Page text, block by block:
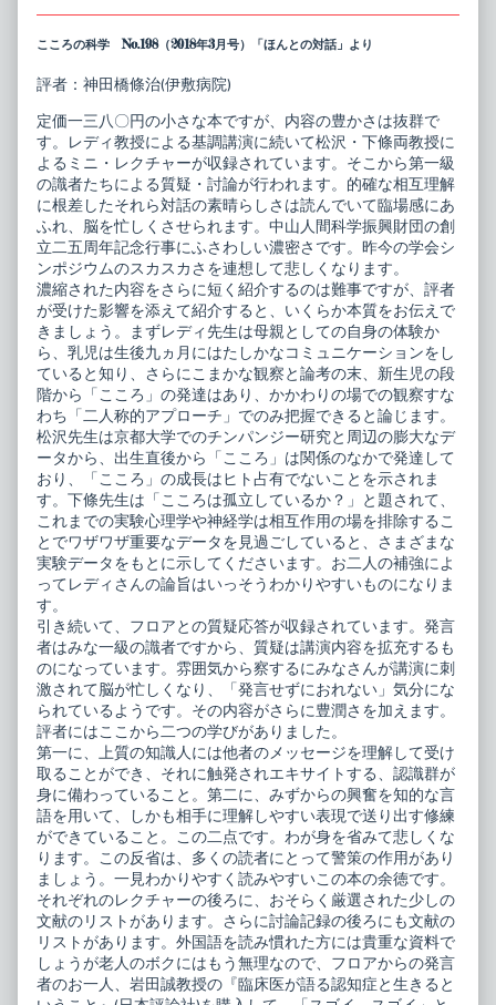
こころの科学 No.198（2018年3月号）「ほんとの対話」より
評者：神田橋條治(伊敷病院)
定価一三八〇円の小さな本ですが、内容の豊かさは抜群で
す。レディ教授による基調講演に続いて松沢・下條両教授に
よるミニ・レクチャーが収録されています。そこから第一級
の識者たちによる質疑・討論が行われます。的確な相互理解
に根差したそれら対話の素晴らしさは読んでいて臨場感にあ
ふれ、脳を忙しくさせられます。中山人間科学振興財団の創
立二五周年記念行事にふさわしい濃密さです。昨今の学会シ
ンポジウムのスカスカさを連想して悲しくなります。
濃縮された内容をさらに短く紹介するのは難事ですが、評者
が受けた影響を添えて紹介すると、いくらか本質をお伝えで
きましょう。まずレディ先生は母親としての自身の体験か
ら、乳児は生後九ヵ月にはたしかなコミュニケーションをし
ていると知り、さらにこまかな観察と論考の末、新生児の段
階から「こころ」の発達はあり、かかわりの場での観察すな
わち「二人称的アプローチ」でのみ把握できると論じます。
松沢先生は京都大学でのチンパンジー研究と周辺の膨大なデ
ータから、出生直後から「こころ」は関係のなかで発達して
おり、「こころ」の成長はヒト占有でないことを示されま
す。下條先生は「こころは孤立しているか？」と題されて、
これまでの実験心理学や神経学は相互作用の場を排除するこ
とでワザワザ重要なデータを見過ごしていると、さまざまな
実験データをもとに示してくださいます。お二人の補強によ
ってレディさんの論旨はいっそうわかりやすいものになりま
す。
引き続いて、フロアとの質疑応答が収録されています。発言
者はみな一級の識者ですから、質疑は講演内容を拡充するも
のになっています。雰囲気から察するにみなさんが講演に刺
激されて脳が忙しくなり、「発言せずにおれない」気分にな
られているようです。その内容がさらに豊潤さを加えます。
評者にはここから二つの学びがありました。
第一に、上質の知識人には他者のメッセージを理解して受け
取ることができ、それに触発されエキサイトする、認識群が
身に備わっていること。第二に、みずからの興奮を知的な言
語を用いて、しかも相手に理解しやすい表現で送り出す修練
ができていること。この二点です。わが身を省みて悲しくな
ります。この反省は、多くの読者にとって警策の作用があり
ましょう。一見わかりやすく読みやすいこの本の余徳です。
それぞれのレクチャーの後ろに、おそらく厳選された少しの
文献のリストがあります。さらに討論記録の後ろにも文献の
リストがあります。外国語を読み慣れた方には貴重な資料で
しょうが老人のボクにはもう無理なので、フロアからの発言
者のお一人、岩田誠教授の『臨床医が語る認知症と生きると